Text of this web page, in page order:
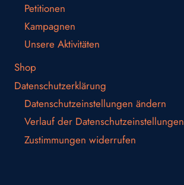
Petitionen
Kampagnen
Unsere Aktivitäten
Shop
Datenschutzerklärung
Datenschutzeinstellungen ändern
Verlauf der Datenschutzeinstellungen
Zustimmungen widerrufen